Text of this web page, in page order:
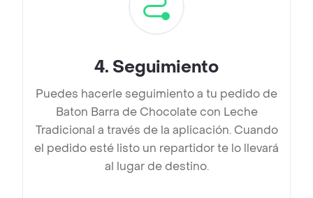
4. Seguimiento
Puedes hacerle seguimiento a tu pedido de
Baton Barra de Chocolate con Leche
Tradicional a través de la aplicación. Cuando
el pedido esté listo un repartidor te lo llevará
al lugar de destino.